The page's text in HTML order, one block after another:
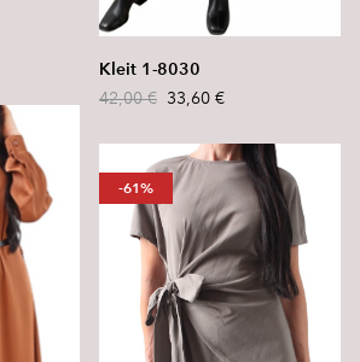
Kleit 1-8030
42,00 € 33,60 €
-61%